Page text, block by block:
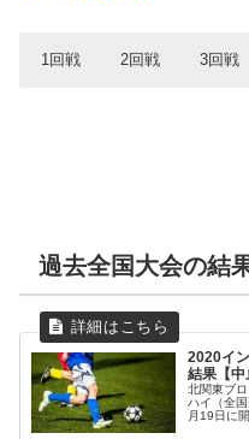
1回戦 2回戦 3回戦
山梨
米子北
鳥取
鹿島学園
茨城
1
海星
三重
0
静岡
新田
愛媛
山梨学院
山梨
1
鹿島学園
茨城
0
静岡
1PK6
山梨学院
山梨
昌平
埼玉
3
創成館
長崎
0
山梨
昌平
埼玉
市立船橋
千葉
1
帝京長岡
新潟
2
過去全国大会の結
2020イ
結果【中
北関東ブ
ハイ（全
月19日に